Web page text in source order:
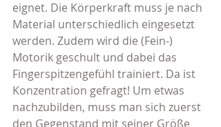
eignet. Die Körperkraft muss je nach
Material unterschiedlich eingesetzt
werden. Zudem wird die (Fein-)
Motorik geschult und dabei das
Fingerspitzengefühl trainiert. Da ist
Konzentration gefragt! Um etwas
nachzubilden, muss man sich zuerst
den Gegenstand mit seiner Größe